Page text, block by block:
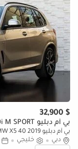
$ 32,900
بي أم دبليو X5 40i M SPORT
بي أم دبليو X5 40i M SPORT BMW X5 40 2019
دبي
خليجي